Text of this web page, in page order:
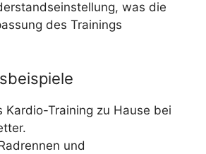
was die
des Trainings
Kardio-Training zu Hause bei
und